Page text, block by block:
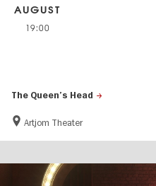
The Queen’s Head
Artjom Theater
AUGUST
19:00